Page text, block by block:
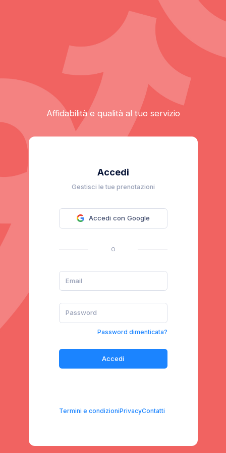
Affidabilità e qualità al tuo servizio
Accedi
Gestisci le tue prenotazioni
Accedi con Google
O
Password dimenticata?
Accedi
Termini e condizioniPrivacyContatti